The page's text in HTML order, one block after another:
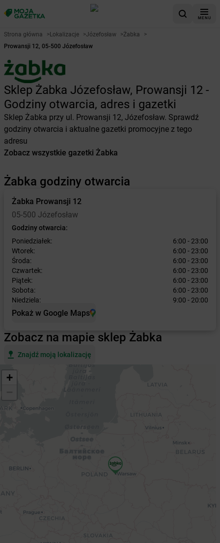
MENU
Strona główna >Lokalizacje >Józefosław >Żabka
>
Prowansji 12, 05-500 Józefosław
Sklep Żabka Józefosław, Prowansji 12 -
Godziny otwarcia, adres i gazetki
Sklep Żabka przy ul. Prowansji 12, Józefosław. Sprawdź
godziny otwarcia i aktualne gazetki promocyjne z tego
adresu
Zobacz wszystkie gazetki Żabka
Żabka godziny otwarcia
Żabka Prowansji 12
05-500 Józefosław
Godziny otwarcia:
Poniedziałek:
6:00 - 23:00
Wtorek:
6:00 - 23:00
Środa:
6:00 - 23:00
Czwartek:
6:00 - 23:00
Piątek:
6:00 - 23:00
Sobota:
6:00 - 23:00
Niedziela:
9:00 - 20:00
Pokaż w Google Maps
Zobacz na mapie sklep Żabka
Znajdź moją lokalizację
+